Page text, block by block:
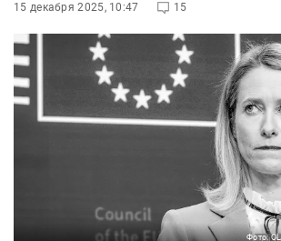
15 декабря 2025, 10:47 15
Фото: